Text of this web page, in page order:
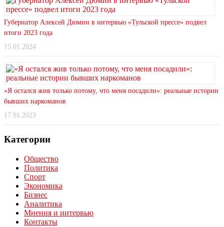
Губернатор Алексей Дюмин в интервью «Тульской прессе» подвел
итоги 2023 года
15.01.2024
«Я остался жив только потому, что меня посадили»: реальные истории
бывших наркоманов
17.01.2023
Категории
Общество
Политика
Спорт
Экономика
Бизнес
Аналитика
Мнения и интервью
Контакты